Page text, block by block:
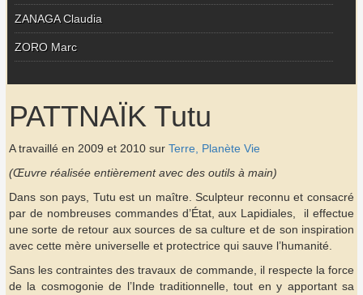
ZANAGA Claudia
ZORO Marc
PATTNAÏK Tutu
A travaillé en 2009 et 2010 sur Terre, Planète Vie
(Œuvre réalisée entièrement avec des outils à main)
Dans son pays, Tutu est un maître. Sculpteur reconnu et consacré
par de nombreuses commandes d’État, aux Lapidiales, il effectue
une sorte de retour aux sources de sa culture et de son inspiration
avec cette mère universelle et protectrice qui sauve l’humanité.
Sans les contraintes des travaux de commande, il respecte la force
de la cosmogonie de l’Inde traditionnelle, tout en y apportant sa